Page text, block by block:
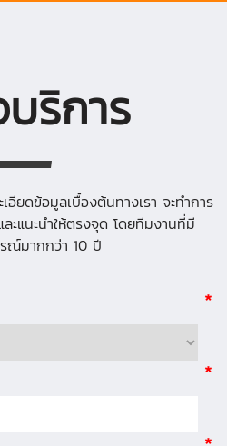
ริการ
อียดข้อมูลเบื้องต้นทางเรา จะทำการ
ะแนะนำให้ตรงจุด โดยทีมงานที่มี
ณ์มากกว่า 10 ปี
*
*